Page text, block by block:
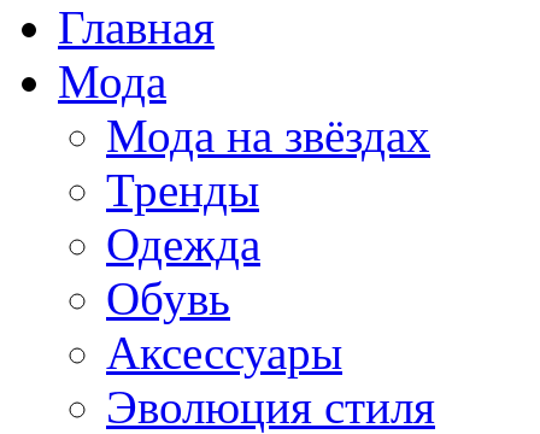
Главная
Мода
Мода на звёздах
Тренды
Одежда
Обувь
Аксессуары
Эволюция стиля